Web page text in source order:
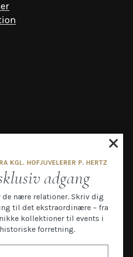
KGL. HOFJUVELERER P. HERTZ
adgang
nære relationer. Skriv dig
til det ekstraordinære – fra
kollektioner til events i
forretning.